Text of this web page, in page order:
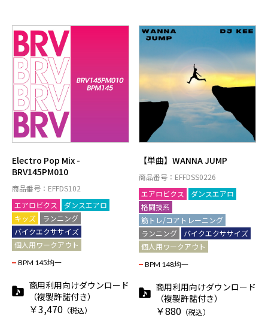
Electro Pop Mix -
BRV145PM010
商品番号：EFFDS102
エアロビクス
ダンスエアロ
キッズ
ランニング
バイクエクササイズ
個人用ワークアウト
BPM 145均一
商用利用向けダウンロード
（複製許諾付き）
￥3,470 （税込）
【単曲】WANNA JUMP
商品番号：EFFDSS0226
エアロビクス
ダンスエアロ
格闘技系
筋トレ/コアトレーニング
ランニング
バイクエクササイズ
個人用ワークアウト
BPM 148均一
商用利用向けダウンロード
（複製許諾付き）
￥880 （税込）